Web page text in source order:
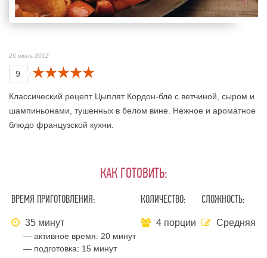
26 июнь 2012
9
Классический рецепт Цыплят Кордон-блё с ветчиной, сыром и
шампиньонами, тушенных в белом вине. Нежное и ароматное
блюдо французской кухни.
КАК ГОТОВИТЬ:
ВРЕМЯ ПРИГОТОВЛЕНИЯ:
35 минут
— активное время:20 минут
— подготовка: 15 минут
КОЛИЧЕСТВО:
4 порции
СЛОЖНОСТЬ:
Средняя